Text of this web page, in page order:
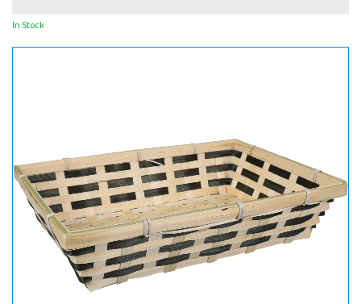
In Stock